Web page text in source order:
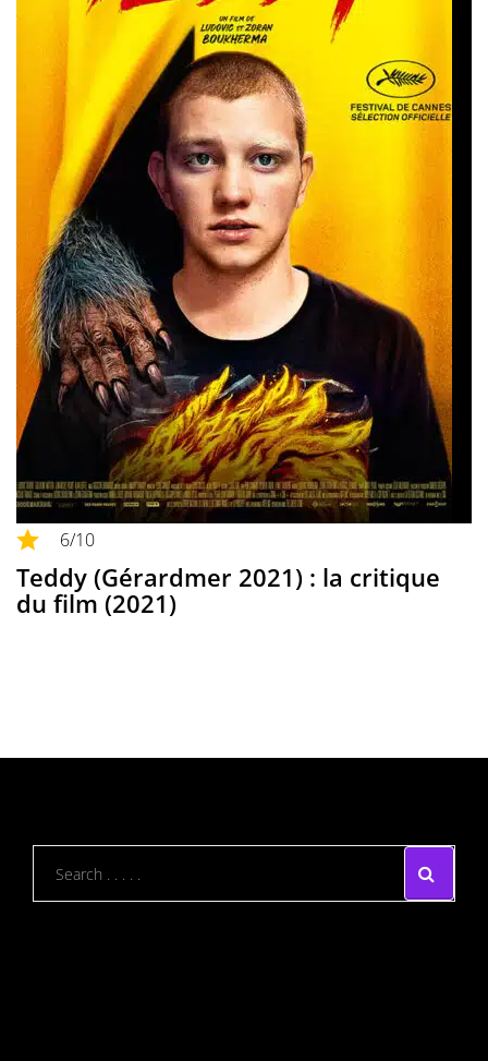
6/10
Teddy (Gérardmer 2021) : la critique
du film (2021)